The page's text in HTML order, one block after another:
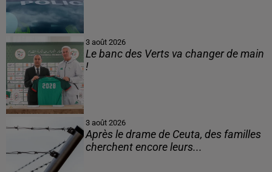
3 août 2026
Le banc des Verts va changer de main
!
3 août 2026
Après le drame de Ceuta, des familles
cherchent encore leurs...